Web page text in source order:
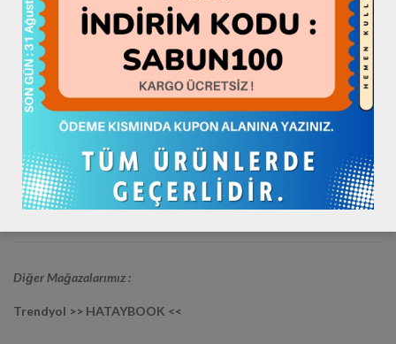
Hataybook Markası bir “ Book Grup ” Kuruluşudur.
Sosyal Medya Hesaplarımız:
Instagram / hataybookcom
Facebook / hataybookcom
Youtube / hataybookcom
Diğer Mağazalarımız :
Trendyol >> HATAYBOOK <<